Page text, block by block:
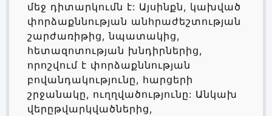
մեջ դիտարկումն է: Այսինքն, կախված
փորձաքննության անհրաժեշտության
շարժառիթից, նպատակից,
հետազոտության խնդիրներից,
որոշվում է փորձաքննության
բովանդակությունը, հարցերի
շրջանակը, ուղղվածությունը: Անկախ
վերըթվարկվածներից,